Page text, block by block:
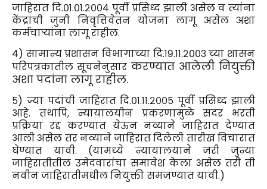
जाहिरात दि.०१.०१.२००४ पूर्वी प्रसिध्द झाली असेल व त्यांना
केंद्राची जुनी निवृत्तिवेतन योजना लागू असेल अशा
कर्मचाऱ्यांना लागू राहील.
४) सामान्य प्रशासन विभागाच्या दि.१९.११.२००३ च्या शासन
परिपत्रकातील सूचनेनुसार करण्यात आलेली नियुक्ती
अशा पदांना लागू राहील.
५) ज्या पदांची जाहिरात दि.०१.११.२००५ पूर्वी प्रसिध्द झाली
आहे. तथापि, न्यायालयीन प्रकरणामुळे सदर भरती
प्रक्रिया रद्द करण्यात येऊन नव्याने जाहिरात देण्यात
आली असेल तर नव्याने जाहिरात दिलेली तारीख विचारात
घेण्यात यावी. (यामध्ये न्यायालयाने जरी जुन्या
जाहिरातीतील उमेदवारांचा समावेश केला असेल तरी ती
नवीन जाहिरातीमधील नियुक्ती समजण्यात यावी.)